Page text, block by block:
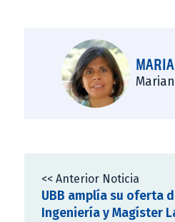
<< Anterior Noticia
UBB amplía su oferta
Ingeniería y Magíster